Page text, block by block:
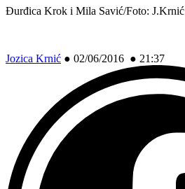
Đurđica Krok i Mila Savić/Foto: J.Krnić
Jozica Krnić ● 02/06/2016 ● 21:37